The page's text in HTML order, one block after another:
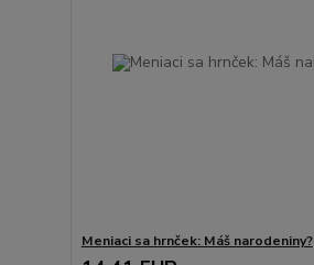
Meniaci sa hrnček: Máš narodeniny?